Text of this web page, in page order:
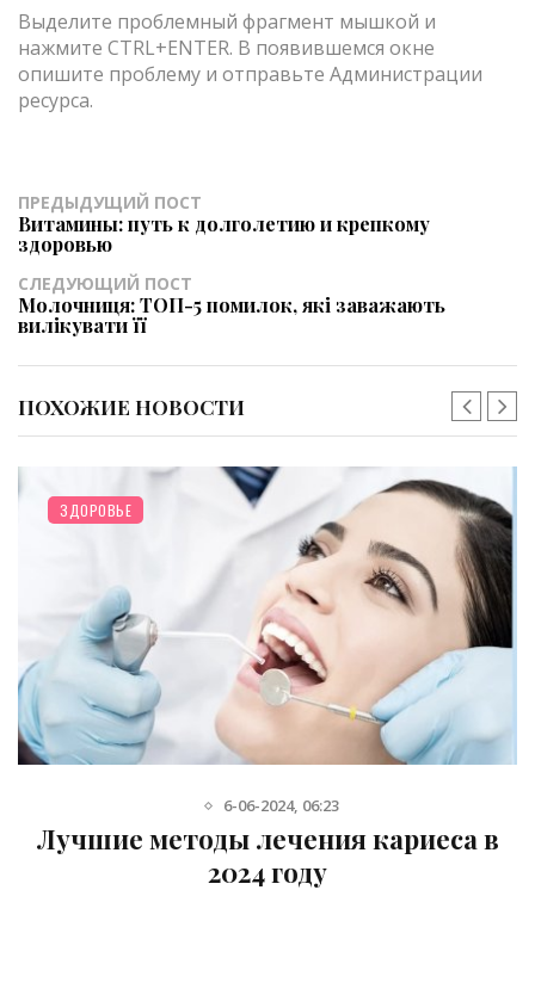
Выделите проблемный фрагмент мышкой и
нажмите CTRL+ENTER. В появившемся окне
опишите проблему и отправьте Администрации
ресурса.
ПРЕДЫДУЩИЙ ПОСТ
Витамины: путь к долголетию и крепкому
здоровью
СЛЕДУЮЩИЙ ПОСТ
Молочниця: ТОП-5 помилок, які заважають
вилікувати її
ПОХОЖИЕ НОВОСТИ
ЗДОРОВЬЕ
6-06-2024, 06:23
Лучшие методы лечения кариеса в
2024 году